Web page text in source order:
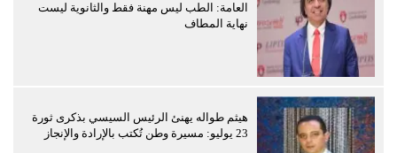
العامة: الطب ليس مهنة فقط والثانوية ليست
نهاية المطاف
هيثم طواله يهنئ الرئيس السيسي بذكرى ثورة
23 يوليو: مسيرة وطن تُكتب بالإرادة والإنجاز